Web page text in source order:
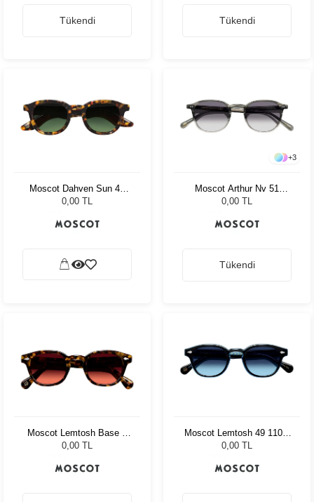
Tükendi Tükendi
Moscot Dahven Sun 47
Tortoise Forest Wood
0,00 TL
+3
Moscot Arthur Nv 51
Charcoal Amr.Grey Fade
0,00 TL
Tükendi
Moscot Lemtosh Base 2
Sun 46 Tort Cabernet
0,00 TL
Moscot Lemtosh 49 110 Ii
Blue Denim Blue
0,00 TL